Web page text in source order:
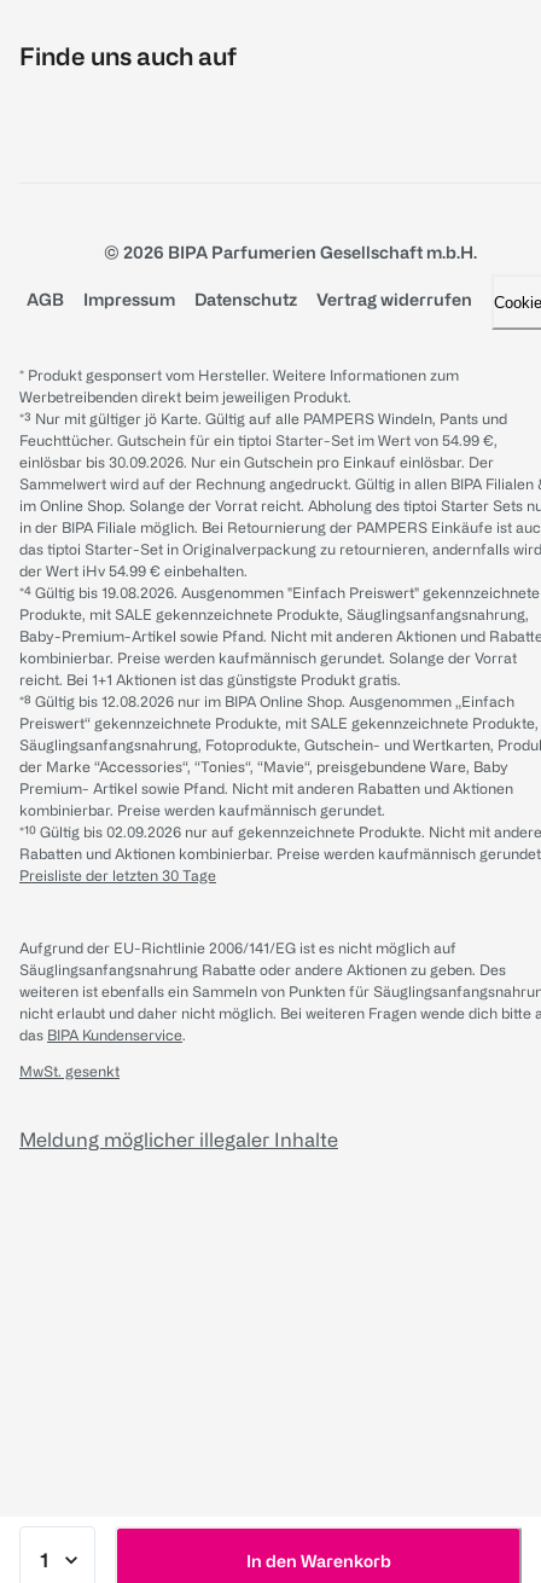
In den Warenkorb
Finde uns auch auf
© 2026 BIPA Parfumerien Gesellschaft m.b.H.
AGB Impressum Datenschutz Vertrag widerrufen
* Produkt gesponsert vom Hersteller. Weitere Informationen zum
Werbetreibenden direkt beim jeweiligen Produkt.
*³ Nur mit gültiger jö Karte. Gültig auf alle PAMPERS Windeln, Pants und
Feuchttücher. Gutschein für ein tiptoi Starter-Set im Wert von 54.99 €,
einlösbar bis 30.09.2026. Nur ein Gutschein pro Einkauf einlösbar. Der
Sammelwert wird auf der Rechnung angedruckt. Gültig in allen BIPA Filialen
im Online Shop. Solange der Vorrat reicht. Abholung des tiptoi Starter Sets
in der BIPA Filiale möglich. Bei Retournierung der PAMPERS Einkäufe ist
das tiptoi Starter-Set in Originalverpackung zu retournieren, andernfalls wird
der Wert iHv 54.99 € einbehalten.
*⁴ Gültig bis 19.08.2026. Ausgenommen "Einfach Preiswert" gekennzeichnete
Produkte, mit SALE gekennzeichnete Produkte, Säuglingsanfangsnahrung,
Baby-Premium-Artikel sowie Pfand. Nicht mit anderen Aktionen und
kombinierbar. Preise werden kaufmännisch gerundet. Solange der Vorrat
reicht. Bei 1+1 Aktionen ist das günstigste Produkt gratis.
*⁸ Gültig bis 12.08.2026 nur im BIPA Online Shop. Ausgenommen „Einfach
Preiswert“ gekennzeichnete Produkte, mit SALE gekennzeichnete Produkte,
Säuglingsanfangsnahrung, Fotoprodukte, Gutschein- und Wertkarten,
der Marke “Accessories“, “Tonies“, “Mavie“, preisgebundene Ware, Baby
Premium- Artikel sowie Pfand. Nicht mit anderen Rabatten und Aktionen
kombinierbar. Preise werden kaufmännisch gerundet.
*¹⁰ Gültig bis 02.09.2026 nur auf gekennzeichnete Produkte. Nicht mit
Rabatten und Aktionen kombinierbar. Preise werden kaufmännisch
Preisliste der letzten 30 Tage
Aufgrund der EU-Richtlinie 2006/141/EG ist es nicht möglich auf
Säuglingsanfangsnahrung Rabatte oder andere Aktionen zu geben. Des
weiteren ist ebenfalls ein Sammeln von Punkten für
nicht erlaubt und daher nicht möglich. Bei weiteren Fragen wende dich bitte
das BIPA Kundenservice.
MwSt. gesenkt
Meldung möglicher illegaler Inhalte